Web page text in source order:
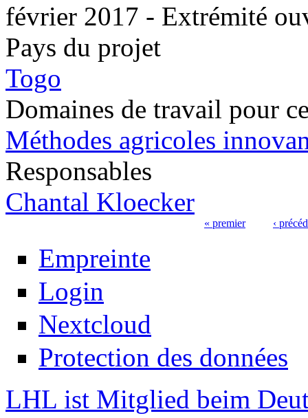
février 2017 - Extrémité
Pays du projet
Togo
Domaines de travail pour
Méthodes agricoles
Responsables
Chantal Kloecker
« premier ‹
Empreinte
Login
Nextcloud
Protection des données
LHL ist Mitglied beim